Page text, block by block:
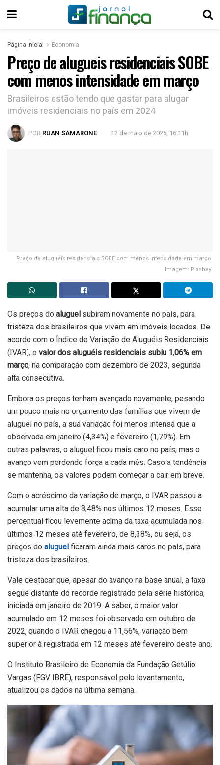
Página Inicial Economia
Preço de alugueis residenciais SOBE
com menos intensidade em março
Brasileiros estão tendo que gastar para alugar
imóveis residenciais no país em 2024
POR RUAN SAMARONE 12 de maio de 2025, 16:11h
Preço de alugueis residenciais SOBE com menos intensidade em março.
Imagem: Pixabay.
Os preços do aluguel subiram novamente no país, para
tristeza dos brasileiros que vivem em imóveis locados. De
acordo com o Índice de Variação de Aluguéis Residenciais
(IVAR), o valor dos aluguéis residenciais subiu 1,06% em
março, na comparação com dezembro de 2023, segunda
alta consecutiva.
Embora os preços tenham avançado novamente, pesando
um pouco mais no orçamento das famílias que vivem de
aluguel no país, a sua variação foi menos intensa que a
observada em janeiro (4,34%) e fevereiro (1,79%). Em
outras palavras, o aluguel ficou mais caro no país, mas o
avanço vem perdendo força a cada mês. Caso a tendência
se mantenha, os valores podem começar a cair em breve.
Com o acréscimo da variação de março, o IVAR passou a
acumular uma alta de 8,48% nos últimos 12 meses. Esse
percentual ficou levemente acima da taxa acumulada nos
últimos 12 meses até fevereiro, de 8,38%, ou seja, os
preços do aluguel ficaram ainda mais caros no país, para
tristeza dos brasileiros.
Vale destacar que, apesar do avanço na base anual, a taxa
segue distante do recorde registrado pela série histórica,
iniciada em janeiro de 2019. A saber, o maior valor
acumulado em 12 meses foi observado em outubro de
2022, quando o IVAR chegou a 11,56%, variação bem
superior à registrada em 12 meses até fevereiro deste ano.
O Instituto Brasileiro de Economia da Fundação Getúlio
Vargas (FGV IBRE), responsável pelo levantamento,
atualizou os dados na última semana.